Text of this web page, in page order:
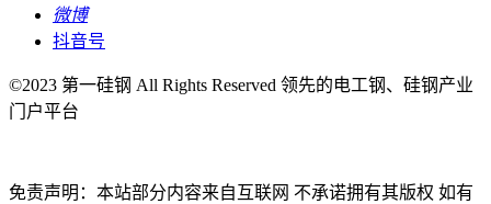
微博
抖音号
©2023 第一硅钢 All Rights Reserved 领先的电工钢、硅钢产业
门户平台
免责声明：本站部分内容来自互联网 不承诺拥有其版权 如有